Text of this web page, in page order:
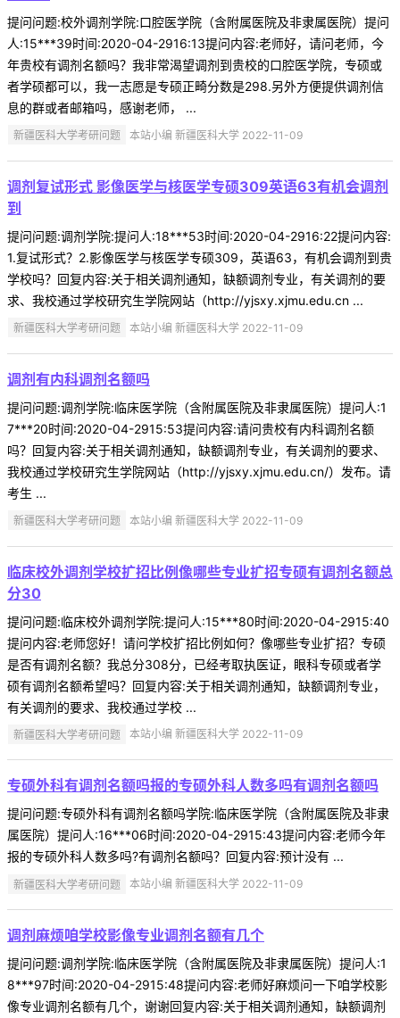
提问问题:校外调剂学院:口腔医学院（含附属医院及非隶属医院）提问
人:15***39时间:2020-04-2916:13提问内容:老师好，请问老师，今
年贵校有调剂名额吗？我非常渴望调剂到贵校的口腔医学院，专硕或
者学硕都可以，我一志愿是专硕正畸分数是298.另外方便提供调剂信
息的群或者邮箱吗，感谢老师， ...
新疆医科大学考研问题 本站小编 新疆医科大学 2022-11-09
调剂复试形式 影像医学与核医学专硕309英语63有机会调剂
到
提问问题:调剂学院:提问人:18***53时间:2020-04-2916:22提问内容:
1.复试形式？2.影像医学与核医学专硕309，英语63，有机会调剂到贵
学校吗？回复内容:关于相关调剂通知，缺额调剂专业，有关调剂的要
求、我校通过学校研究生学院网站（http://yjsxy.xjmu.edu.cn ...
新疆医科大学考研问题 本站小编 新疆医科大学 2022-11-09
调剂有内科调剂名额吗
提问问题:调剂学院:临床医学院（含附属医院及非隶属医院）提问人:1
7***20时间:2020-04-2915:53提问内容:请问贵校有内科调剂名额
吗？回复内容:关于相关调剂通知，缺额调剂专业，有关调剂的要求、
我校通过学校研究生学院网站（http://yjsxy.xjmu.edu.cn/）发布。请
考生 ...
新疆医科大学考研问题 本站小编 新疆医科大学 2022-11-09
临床校外调剂学校扩招比例像哪些专业扩招专硕有调剂名额总
分30
提问问题:临床校外调剂学院:提问人:15***80时间:2020-04-2915:40
提问内容:老师您好！请问学校扩招比例如何？像哪些专业扩招？专硕
是否有调剂名额？我总分308分，已经考取执医证，眼科专硕或者学
硕有调剂名额希望吗？回复内容:关于相关调剂通知，缺额调剂专业，
有关调剂的要求、我校通过学校 ...
新疆医科大学考研问题 本站小编 新疆医科大学 2022-11-09
专硕外科有调剂名额吗报的专硕外科人数多吗有调剂名额吗
提问问题:专硕外科有调剂名额吗学院:临床医学院（含附属医院及非隶
属医院）提问人:16***06时间:2020-04-2915:43提问内容:老师今年
报的专硕外科人数多吗?有调剂名额吗？回复内容:预计没有 ...
新疆医科大学考研问题 本站小编 新疆医科大学 2022-11-09
调剂麻烦咱学校影像专业调剂名额有几个
提问问题:调剂学院:临床医学院（含附属医院及非隶属医院）提问人:1
8***97时间:2020-04-2915:48提问内容:老师好麻烦问一下咱学校影
像专业调剂名额有几个，谢谢回复内容:关于相关调剂通知，缺额调剂